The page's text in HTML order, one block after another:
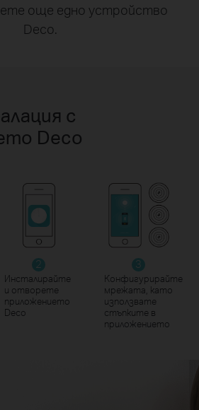
още едно устройство
Deco.
с
Deco
2
Инсталирайте
и отворете
приложението
Deco
3
Конфигурирайте
мрежата, като
използвате
стъпките в
приложението